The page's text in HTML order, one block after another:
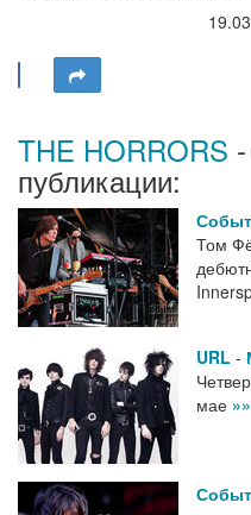
THE HORRORS
публикации:
Том
URL -
мае »»